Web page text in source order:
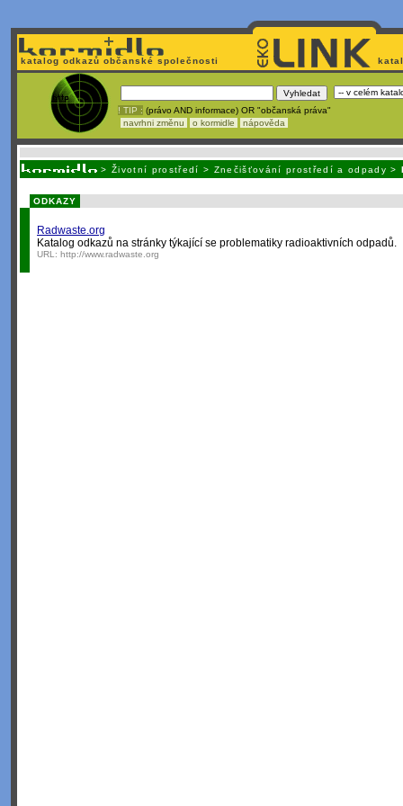
katalog odkazů občanské společnosti
! TIP : (právo AND informace) OR "občanská práva"
navrhni změnu
o kormidle nápověda
> Životní prostředí > Znečišťování prostředí a odpady >
ODKAZY
Radwaste.org
Katalog odkazů na stránky týkající se problematiky radioaktivních odpadů.
URL: http://www.radwaste.org